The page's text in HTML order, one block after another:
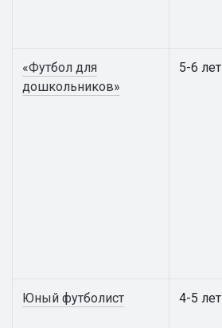
«Футбол для
дошкольников»
5-6 лет
Юный футболист 4-5 лет